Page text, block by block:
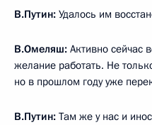
В.Путин: Удалось им
В.Омеляш: Активно сейчас
желание работать. Не
но в прошлом году уже
В.Путин: Там же у нас и